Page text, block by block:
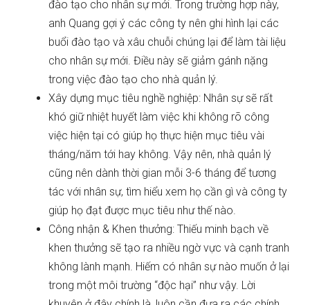
đào tạo cho nhân sự mới. Trong trường hợp này,
anh Quang gợi ý các công ty nên ghi hình lại các
buổi đào tạo và xâu chuỗi chúng lại để làm tài liệu
cho nhân sự mới. Điều này sẽ giảm gánh nặng
trong việc đào tạo cho nhà quản lý.
Xây dựng mục tiêu nghề nghiệp: Nhân sự sẽ rất
khó giữ nhiệt huyết làm việc khi không rõ công
việc hiện tại có giúp họ thực hiện mục tiêu vài
tháng/năm tới hay không. Vậy nên, nhà quản lý
cũng nên dành thời gian mỗi 3-6 tháng để tương
tác với nhân sự, tìm hiểu xem họ cần gì và công ty
giúp họ đạt được mục tiêu như thế nào.
Công nhận & Khen thưởng: Thiếu minh bạch về
khen thưởng sẽ tạo ra nhiều ngờ vực và cạnh tranh
không lành mạnh. Hiếm có nhân sự nào muốn ở lại
trong một môi trường “độc hại” như vậy. Lời